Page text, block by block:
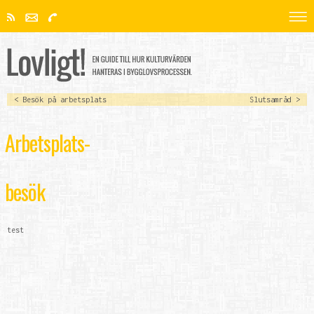
Slutsamråd >
< Besök på arbetsplats
Arbetsplats-
besök
test